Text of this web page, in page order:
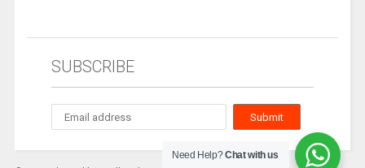
SUBSCRIBE
Need Help?Chat with us